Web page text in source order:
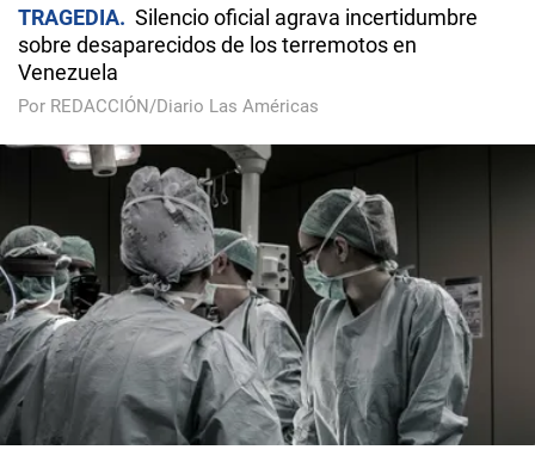
TRAGEDIA
Silencio oficial agrava incertidumbre
sobre desaparecidos de los terremotos en
Venezuela
Por REDACCIÓN/Diario Las Américas